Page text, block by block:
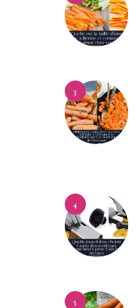
3
4
5